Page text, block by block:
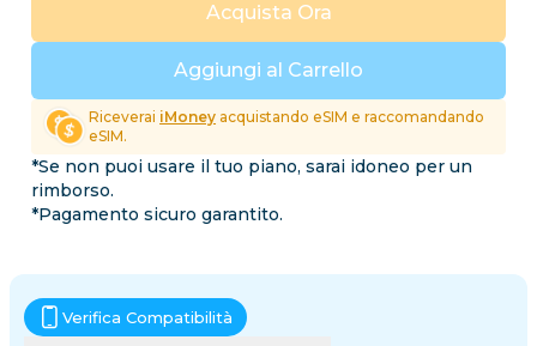
Aggiungi al Carrello
Acquista Ora
Riceverai iMoney acquistando eSIM e raccomandando
eSIM.
*Se non puoi usare il tuo piano, sarai idoneo per un
rimborso.
*Pagamento sicuro garantito.
Verifica Compatibilità